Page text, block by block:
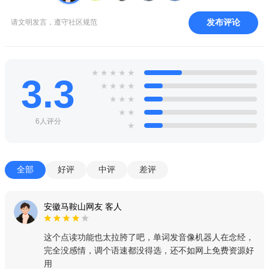
请文明发言，遵守社区规范 发布评论
3.3
6人评分
★ ★ ★ ★ ★
★ ★ ★ ★
★ ★ ★
★ ★
★
全部 好评 中评 差评
安徽马鞍山网友 客人
这个点读功能也太拉胯了吧，单词发音像机器人在念经，
完全没感情，调个语速都没得选，还不如网上免费资源好
用